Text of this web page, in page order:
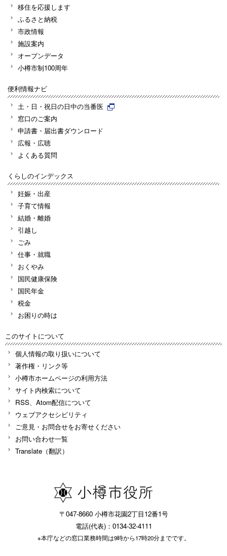
移住を応援します
ふるさと納税
市政情報
施設案内
オープンデータ
小樽市制100周年
便利情報ナビ
土・日・祝日の日中の当番医
窓口のご案内
申請書・届出書ダウンロード
広報・広聴
よくある質問
くらしのインデックス
妊娠・出産
子育て情報
結婚・離婚
引越し
ごみ
仕事・就職
おくやみ
国民健康保険
国民年金
税金
お困りの時は
このサイトについて
個人情報の取り扱いについて
著作権・リンク等
小樽市ホームページの利用方法
サイト内検索について
RSS、Atom配信について
ウェブアクセシビリティ
ご意見・お問合せをお寄せください
お問い合わせ一覧
Translate（翻訳）
〒047-8660 小樽市花園2丁目12番1号
電話(代表)：0134-32-4111
※本庁などの窓口業務時間は9時から17時20分までです。